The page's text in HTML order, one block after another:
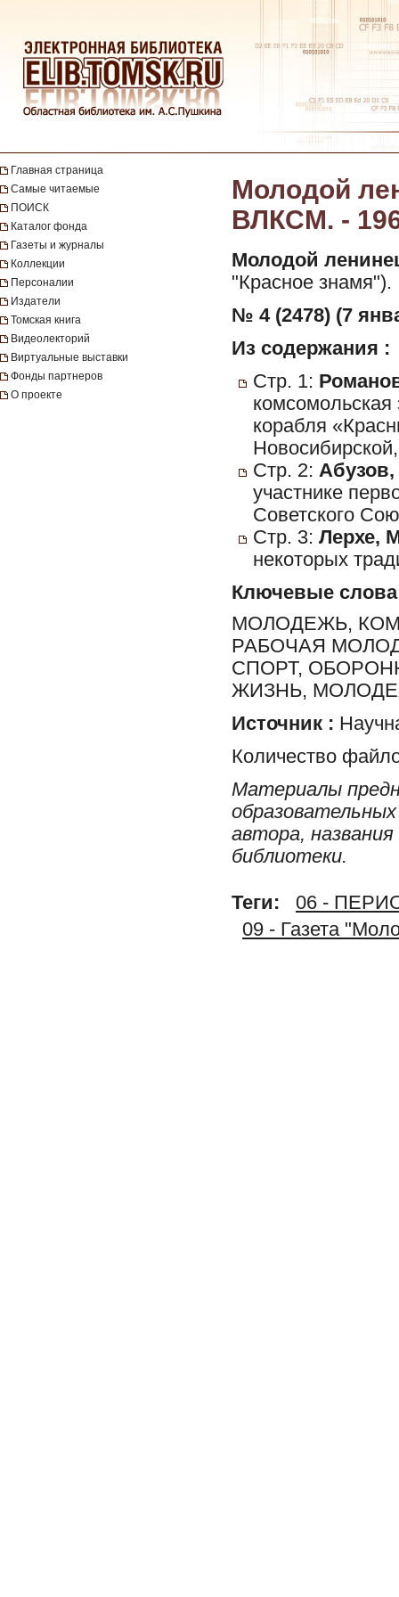
Главная страница
Самые читаемые
ПОИСК
Каталог фонда
Газеты и журналы
Коллекции
Персоналии
Издатели
Томская книга
Видеолекторий
Виртуальные выставки
Фонды партнеров
О проекте
Молодой
ВЛКСМ. -
Молодой
"Красное знамя").
№ 4 (2478) (7
Из содержания :
Стр. 1:
корабля
Стр. 2:
участнике
Советского
Стр. 3: Лерхе,
некоторых
Ключевые слова
МОЛОДЕЖЬ,
РАБОЧАЯ
СПОРТ,
ЖИЗНЬ,
Источник :
Количество
Материалы
автора,
библиотеки.
Теги:
06 -
09 - Газета